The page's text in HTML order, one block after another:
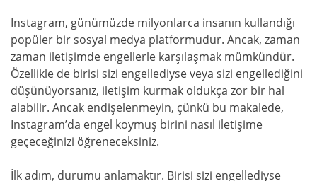
Instagram, günümüzde milyonlarca insanın kullandığı
popüler bir sosyal medya platformudur. Ancak, zaman
zaman iletişimde engellerle karşılaşmak mümkündür.
Özellikle de birisi sizi engellediyse veya sizi engellediğini
düşünüyorsanız, iletişim kurmak oldukça zor bir hal
alabilir. Ancak endişelenmeyin, çünkü bu makalede,
Instagram’da engel koymuş birini nasıl iletişime
geçeceğinizi öğreneceksiniz.
İlk adım, durumu anlamaktır. Birisi sizi engellediyse